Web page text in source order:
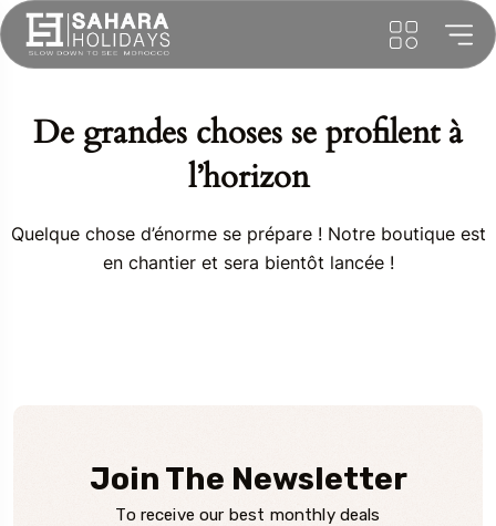
De grandes choses se profilent à
l’horizon
Quelque chose d’énorme se prépare ! Notre boutique est
en chantier et sera bientôt lancée !
Join The Newsletter
To receive our best monthly deals